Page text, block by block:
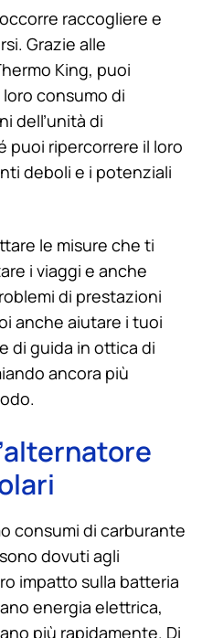
raccogliere e
Grazie alle
King, puoi
consumo di
dell’unità di
puoi ripercorrere il loro
deboli e i potenziali
le misure che ti
i viaggi e anche
di prestazioni
anche aiutare i tuoi
di guida in ottica di
ancora più
consumi di carburante
dovuti agli
impatto sulla batteria
energia elettrica,
più rapidamente. Di